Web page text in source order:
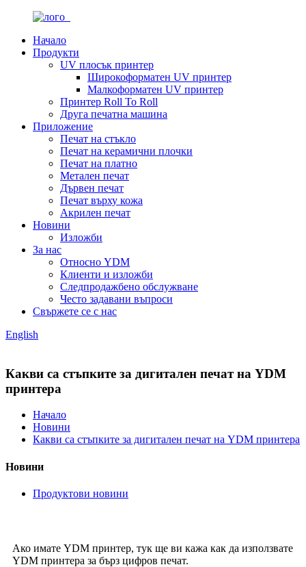
Начало
Продукти
UV плосък принтер
Широкоформатен UV принтер
Малкоформатен UV принтер
Принтер Roll To Roll
Друга печатна машина
Приложение
Печат на стъкло
Печат на керамични плочки
Печат на платно
Метален печат
Дървен печат
Печат върху кожа
Акрилен печат
Новини
Изложби
За нас
Относно YDM
Клиенти и изложби
Следпродажбено обслужване
Често задавани въпроси
Свържете се с нас
English
Какви са стъпките за дигитален печат на YDM
принтера
Начало
Новини
Какви са стъпките за дигитален печат на YDM принтера
Новини
Продуктови новини
Ако имате YDM принтер, тук ще ви кажа как да използвате
YDM принтера за бърз цифров печат.